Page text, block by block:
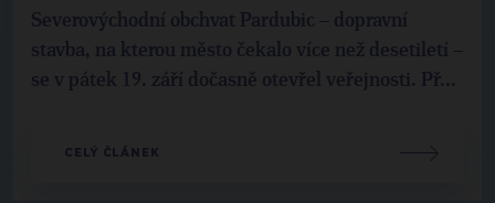
Severovýchodní obchvat Pardubic – dopravní
stavba, na kterou město čekalo více než desetiletí –
se v pátek 19. září dočasně otevřel veřejnosti. Př...
CELÝ ČLÁNEK